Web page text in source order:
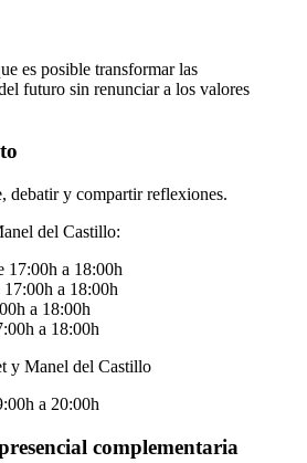
es posible transformar las
futuro sin renunciar a los valores
debatir y compartir reflexiones.
del Castillo:
17:00h a 18:00h
17:00h a 18:00h
a 18:00h
a 18:00h
y Manel del Castillo
a 20:00h
complementaria